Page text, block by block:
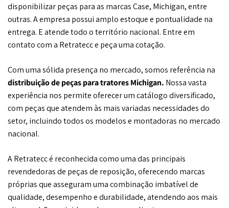
disponibilizar peças para as marcas Case, Michigan, entre
outras. A empresa possui amplo estoque e pontualidade na
entrega. E atende todo o território nacional. Entre em
contato com a Retratecc e peça uma cotação.
Com uma sólida presença no mercado, somos referência na
distribuição de peças para tratores Michigan. Nossa vasta
experiência nos permite oferecer um catálogo diversificado,
com peças que atendem às mais variadas necessidades do
setor, incluindo todos os modelos e montadoras no mercado
nacional.
A Retratecc é reconhecida como uma das principais
revendedoras de peças de reposição, oferecendo marcas
próprias que asseguram uma combinação imbatível de
qualidade, desempenho e durabilidade, atendendo aos mais